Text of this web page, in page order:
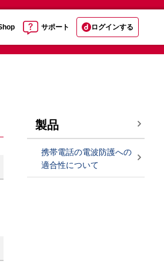
サポート ログインする
製品
携帯電話の電波防護への
適合性について